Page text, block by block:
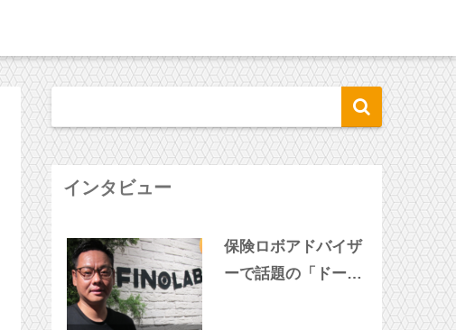
インタビュー
保険ロボアドバイザ
ーで話題の「ドーナ